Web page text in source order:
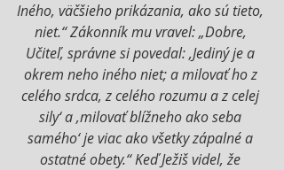
Iného, väčšieho prikázania, ako sú tieto,
niet.“ Zákonník mu vravel: „Dobre,
Učiteľ, správne si povedal: ‚Jediný je a
okrem neho iného niet; a milovať ho z
celého srdca, z celého rozumu a z celej
sily‘ a ‚milovať blížneho ako seba
samého‘ je viac ako všetky zápalné a
ostatné obety.“ Keď Ježiš videl, že